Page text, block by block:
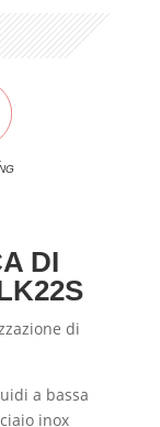
DI
di
a bassa
inox